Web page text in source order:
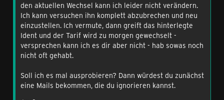
den aktuellen Wechsel kann ich leider nicht verändern.
Ich kann versuchen ihn komplett abzubrechen und neu
einzustellen. Ich vermute, dann greift das hinterlegte
Ident und der Tarif wird zu morgen gewechselt -
versprechen kann ich es dir aber nicht - hab sowas noch
nicht oft gehabt.
Soll ich es mal ausprobieren? Dann würdest du zunächst
eine Mails bekommen, die du ignorieren kannst.